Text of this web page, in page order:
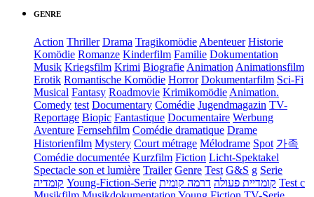
GENRE
Action Thriller Drama Tragikomödie Abenteuer Historie
Komödie Romanze Kinderfilm Familie Dokumentation
Musik Kriegsfilm Krimi Biografie Animation Animationsfilm
Erotik Romantische Komödie Horror Dokumentarfilm Sci-Fi
Musical Fantasy Roadmovie Krimikomödie Animation.
Comedy test Documentary Comédie Jugendmagazin TV-
Reportage Biopic Fantastique Documentaire Werbung
Aventure Fernsehfilm Comédie dramatique Drame
Historienfilm Mystery Court métrage Mélodrame Spot 가족
Comédie documentée Kurzfilm Fiction Licht-Spektakel
Spectacle son et lumière Trailer Genre Test G&S g Serie
קומדיה Young-Fiction-Serie קומדיית פעולה דרמה קומית
Test c